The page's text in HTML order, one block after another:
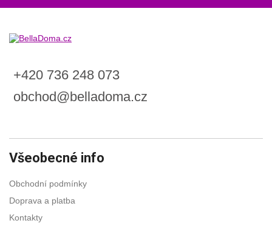
+420 736 248 073
obchod@belladoma.cz
Všeobecné info
Obchodní podmínky
Doprava a platba
Kontakty